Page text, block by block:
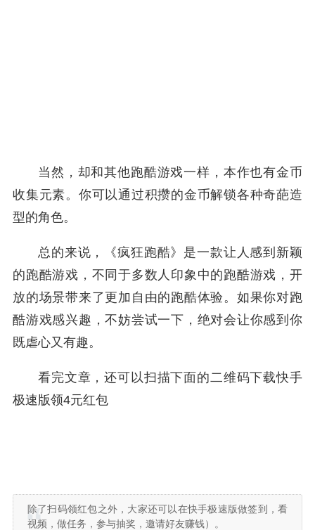
当然，却和其他跑酷游戏一样，本作也有金币
收集元素。你可以通过积攒的金币解锁各种奇葩造
型的角色。
总的来说，《疯狂跑酷》是一款让人感到新颖
的跑酷游戏，不同于多数人印象中的跑酷游戏，开
放的场景带来了更加自由的跑酷体验。如果你对跑
酷游戏感兴趣，不妨尝试一下，绝对会让你感到你
既虐心又有趣。
看完文章，还可以扫描下面的二维码下载快手
极速版领4元红包
除了扫码领红包之外，大家还可以在快手极速版做签到，看
视频，做任务，参与抽奖，邀请好友赚钱）。